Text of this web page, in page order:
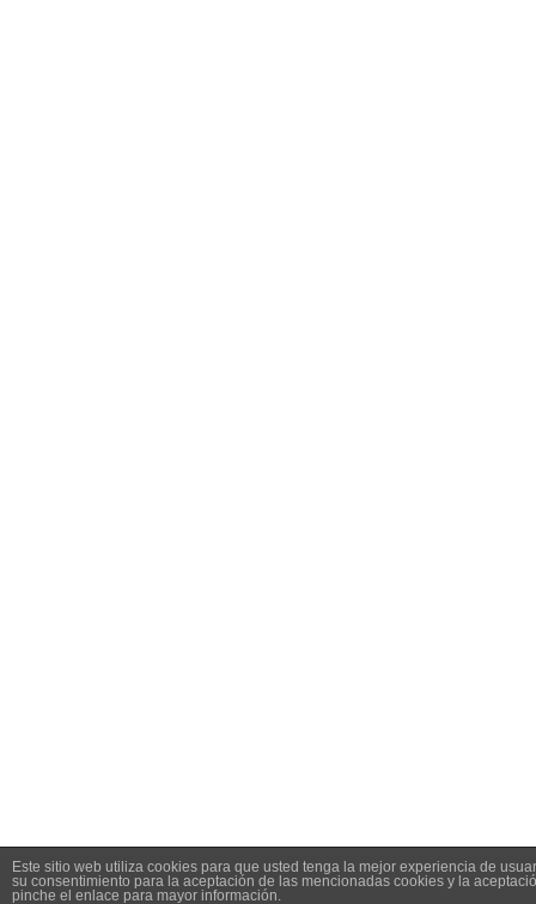
Este sitio web utiliza cookies para que usted tenga la mejor experiencia de
su consentimiento para la aceptación de las mencionadas cookies y la
pinche el enlace para mayor información.